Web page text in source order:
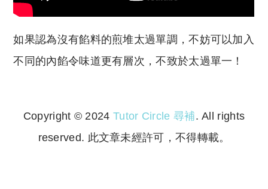
如果認為沒有餡料的煎堆太過單調，不妨可以加入
不同的內餡令味道更有層次，不致於太過單一！
Copyright © 2024 Tutor Circle 尋補. All rights
reserved. 此文章未經許可，不得轉載。